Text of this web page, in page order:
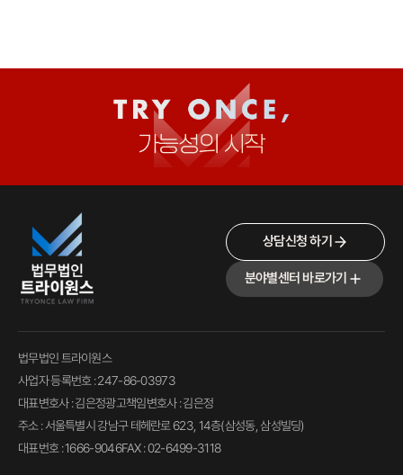
상담신청 하기
분야별센터 바로가기
법무법인 트라이원스
사업자 등록번호 : 247-86-03973
대표변호사 : 김은정광고책임변호사 : 김은정
주소 : 서울특별시 강남구 테헤란로 623, 14층(삼성동, 삼성빌딩)
대표번호 : 1666-9046FAX : 02-6499-3118